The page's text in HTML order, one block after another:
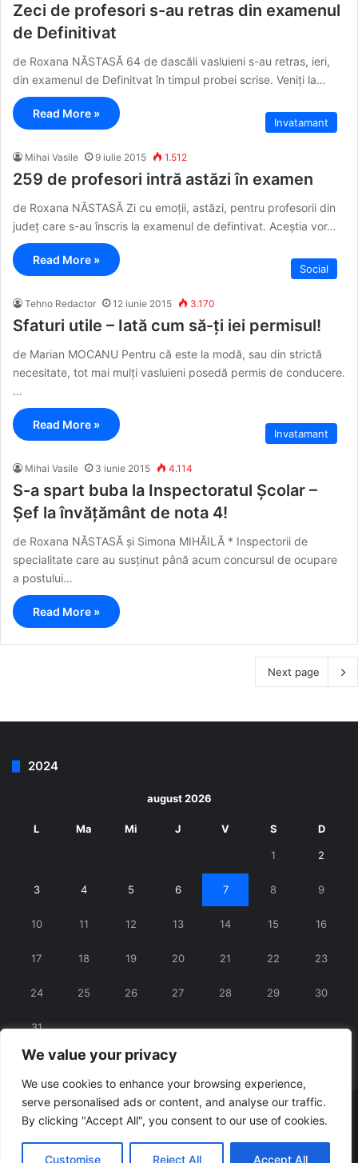
We value your privacy
We use cookies to enhance your browsing experience,
serve personalised ads or content, and analyse our traffic.
By clicking "Accept All", you consent to our use of cookies.
Customise Reject All Accept All
Zeci de profesori s-au retras din examenul
de Definitivat
de Roxana NĂSTASĂ 64 de dascăli vasluieni s-au retras, ieri,
din examenul de Definitvat în timpul probei scrise. Veniți la…
Read More »
Invatamant
Mihai Vasile 9 iulie 2015 1.512
259 de profesori intră astăzi în examen
de Roxana NĂSTASĂ Zi cu emoții, astăzi, pentru profesorii din
județ care s-au înscris la examenul de defintivat. Aceștia vor…
Read More »
Social
Tehno Redactor 12 iunie 2015 3.170
Sfaturi utile – Iată cum să-ți iei permisul!
de Marian MOCANU Pentru că este la modă, sau din strictă
necesitate, tot mai mulți vasluieni posedă permis de conducere.
…
Read More »
Invatamant
Mihai Vasile 3 iunie 2015 4.114
S-a spart buba la Inspectoratul Școlar –
Șef la învățământ de nota 4!
de Roxana NĂSTASĂ și Simona MIHĂILĂ * Inspectorii de
specialitate care au susținut până acum concursul de ocupare
a postului…
Read More »
Next page
2024
august 2026
L Ma Mi J V S D
1 2
3 4 5 6 7 8 9
10 11 12 13 14 15 16
17 18 19 20 21 22 23
24 25 26 27 28 29 30
31
« iul.
© Copyright 2026, All Rights Reserved | RexNet
Facebook